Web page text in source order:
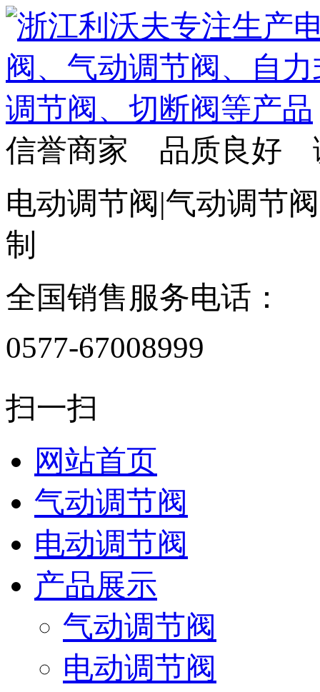
信誉商家 品质良好
电动调节阀|气动调节
制
全国销售服务电话：
0577-67008999
扫一扫
网站首页
气动调节阀
电动调节阀
产品展示
气动调节阀
电动调节阀